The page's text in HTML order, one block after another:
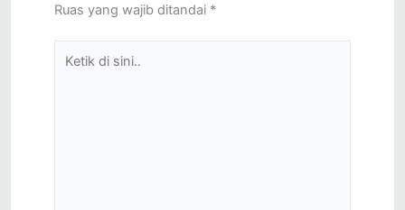
Ruas yang wajib ditandai *